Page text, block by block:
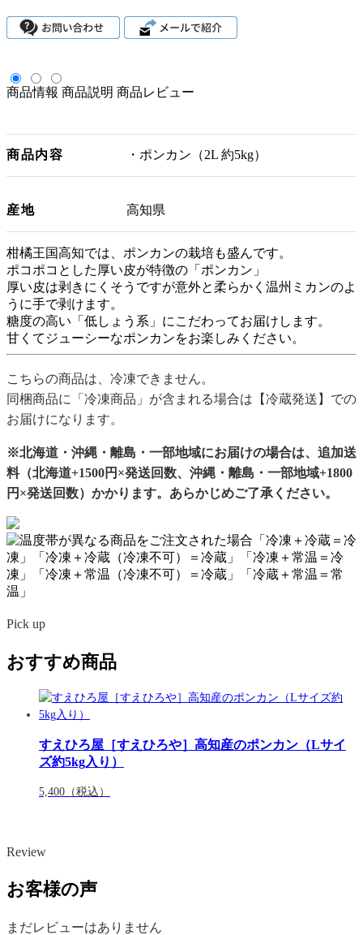
商品情報 商品説明 商品レビュー
商品内容 ・ポンカン（2L 約5kg）
産地 高知県
柑橘王国高知では、ポンカンの栽培も盛んです。
ポコポコとした厚い皮が特徴の「ポンカン」
厚い皮は剥きにくそうですが意外と柔らかく温州ミカンのよ
うに手で剥けます。
糖度の高い「低しょう系」にこだわってお届けします。
甘くてジューシーなポンカンをお楽しみください。
こちらの商品は、冷凍できません。
同梱商品に「冷凍商品」が含まれる場合は【冷蔵発送】での
お届けになります。
※北海道・沖縄・離島・一部地域にお届けの場合は、追加送
料（北海道+1500円×発送回数、沖縄・離島・一部地域+1800
円×発送回数）かかります。あらかじめご了承ください。
Pick up
おすすめ商品
すえひろ屋［すえひろや］高知産のポンカン（Lサイ
ズ約5kg入り）
5,400 （税込）
Review
お客様の声
まだレビューはありません